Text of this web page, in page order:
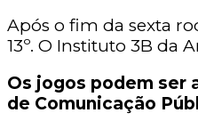
Após o fim da sexta
13º. O Instituto 3B da
Os jogos podem ser
de Comunicação